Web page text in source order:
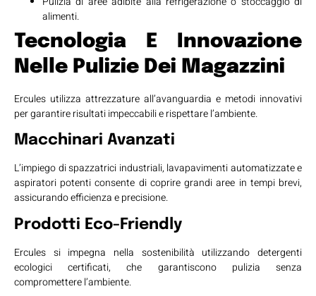
alimenti.
Tecnologia E Innovazione
Nelle Pulizie Dei Magazzini
Ercules utilizza attrezzature all’avanguardia e metodi innovativi
per garantire risultati impeccabili e rispettare l’ambiente.
Macchinari Avanzati
L’impiego di spazzatrici industriali, lavapavimenti automatizzate e
aspiratori potenti consente di coprire grandi aree in tempi brevi,
assicurando efficienza e precisione.
Prodotti Eco-Friendly
Ercules si impegna nella sostenibilità utilizzando detergenti
ecologici certificati, che garantiscono pulizia senza
compromettere l’ambiente.